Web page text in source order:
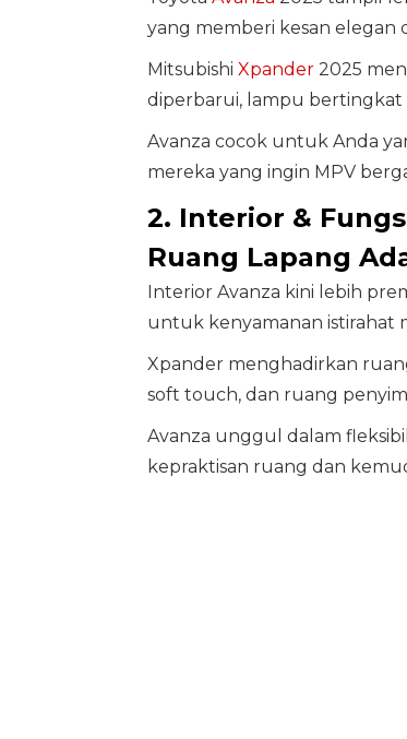
yang memberi kesan elegan
Mitsubishi Xpander2025
diperbarui, lampu bertingkat
Avanza cocok untuk Anda
mereka yang ingin MPV
2. Interior &
Ruang Lapang
Interior Avanza kini lebih
untuk kenyamanan istirahat
Xpander menghadirkan
soft touch, dan ruang
Avanza unggul dalam
kepraktisan ruang dan